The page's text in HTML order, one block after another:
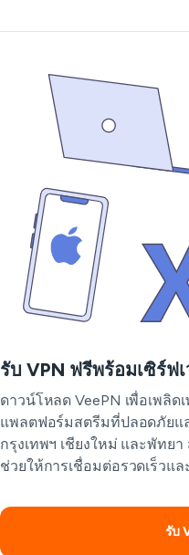
รับ VPN ฟรีพร้อมเซิร์ฟ
ดาวน์โหลด VeePN เพื่อเพลิด
แพลตฟอร์มสตรีมที่ปลอดภัยแ
กรุงเทพฯ เชียงใหม่ และพัทย
ช่วยให้การเชื่อมต่อรวดเร็วแล
รับ